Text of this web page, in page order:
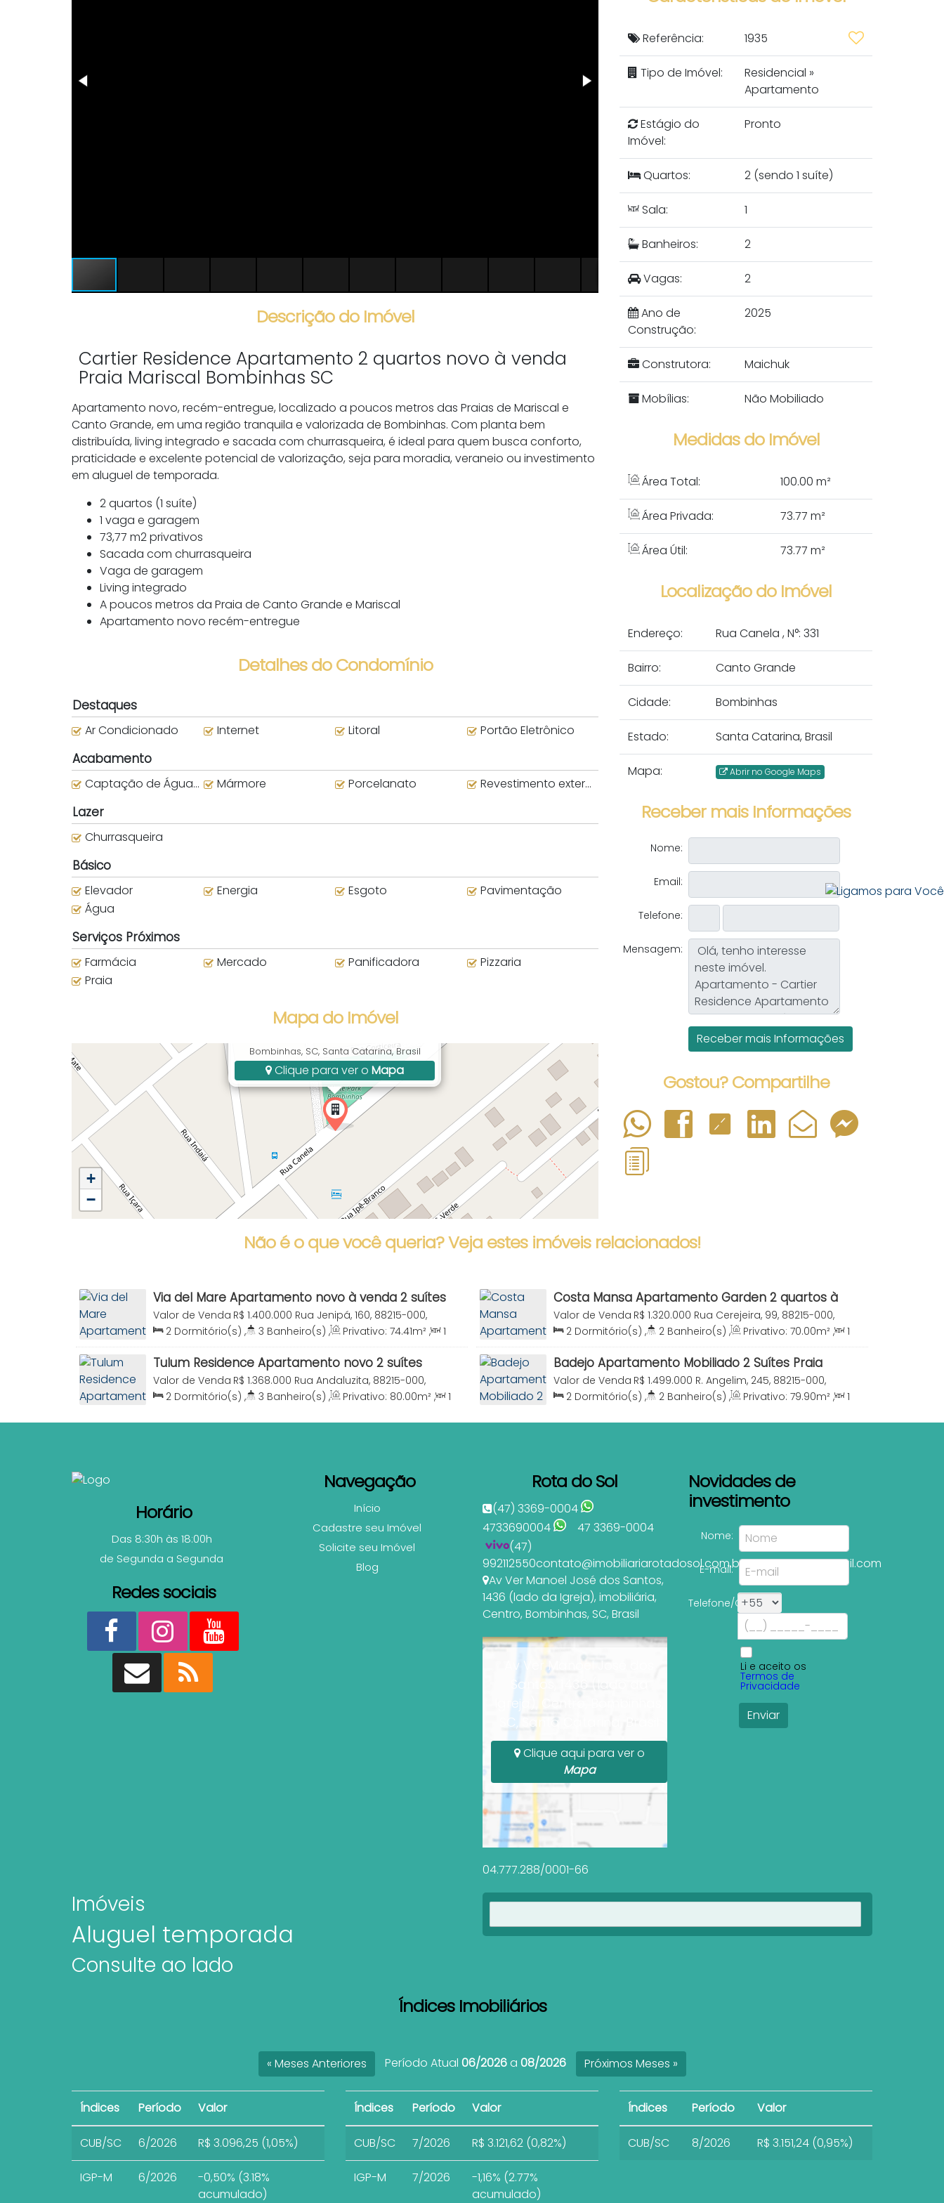
Descrição do Imóvel
Cartier Residence Apartamento 2 quartos novo à venda
Praia Mariscal Bombinhas SC
Apartamento novo, recém-entregue, localizado a poucos metros das Praias de Mariscal e
Canto Grande, em uma região tranquila e valorizada de Bombinhas. Com planta bem
distribuída, living integrado e sacada com churrasqueira, é ideal para quem busca conforto,
praticidade e excelente potencial de valorização, seja para moradia, veraneio ou investimento
em aluguel de temporada.
2 quartos (1 suíte)
1 vaga e garagem
73,77 m2 privativos
Sacada com churrasqueira
Vaga de garagem
Living integrado
A poucos metros da Praia de Canto Grande e Mariscal
Apartamento novo recém-entregue
Detalhes do Condomínio
Destaques
Ar Condicionado Internet Litoral Portão Eletrônico
Acabamento
Captação de Água da Chuva Mármore Porcelanato Revestimento externo
Lazer
Churrasqueira
Básico
Elevador Energia Esgoto
Pavimentação
Água
Serviços Próximos
Farmácia Mercado Panificadora
Pizzaria
Praia
Mapa do Imóvel
Bombinhas, SC, Santa Catarina, Brasil
Clique para ver o Mapa
+
−
Referência: 1935
Tipo de Imóvel: Residencial »
Apartamento
Estágio do
Imóvel:
Pronto
Quartos: 2 (sendo 1 suíte)
Sala: 1
Banheiros: 2
Vagas: 2
Ano de
Construção:
2025
Construtora: Maichuk
Mobílias: Não Mobiliado
Medidas do Imóvel
Área Total: 100.00 m²
Área Privada: 73.77 m²
Área Útil: 73.77 m²
Localização do Imóvel
Endereço: Rua Canela , N°: 331
Bairro: Canto Grande
Cidade: Bombinhas
Estado: Santa Catarina, Brasil
Mapa: Abrir no Google Maps
Receber mais Informações
Nome:
Email:
Telefone:
Mensagem:
Gostou? Compartilhe
Não é o que você queria? Veja estes imóveis relacionados!
Via del Mare Apartamento novo à venda 2 suítes
Praia Canto Grande Bombinhas SC
R$ 1.400.000
Valor de Venda
Rua Jenipá, 160, 88215-000,
Canto Grande, Bombinhas, Santa Catarina, Brasil
2 Dormitório(s) , 3 Banheiro(s) , Privativo: 74.41m² ,
1
Sala(s) , 2 Suíte(s) , Total: 100.00m² , 2 Vaga(s) ,
Útil:
74 .41m²
Costa Mansa Apartamento Garden 2 quartos à
venda Praia Mariscal Bombinhas SC
R$ 1.320.000
Valor de Venda
Rua Cerejeira, 99, 88215-000,
Canto Grande, Bombinhas, Santa Catarina, Brasil
2 Dormitório(s) , 2 Banheiro(s) , Privativo: 70.00m² ,
1
Sala(s) , 1 Suíte(s) , Total: 80.00m² , 1 Vaga(s) ,
Útil:
73.67m²
Tulum Residence Apartamento novo 2 suítes
Praia Mariscal Bombinhas SC
R$ 1.368.000
Valor de Venda
Rua Andaluzita, 88215-000,
Canto Grande, Bombinhas, Santa Catarina, Brasil
2 Dormitório(s) , 3 Banheiro(s) , Privativo: 80.00m² ,
1
80.00m²
Badejo Apartamento Mobiliado 2 Suítes Praia
Mariscal Bombinhas SC
R$ 1.499.000
Valor de Venda
R. Angelim, 245, 88215-000,
Canto Grande, Bombinhas, Santa Catarina, Brasil
2 Dormitório(s) , 2 Banheiro(s) , Privativo: 79.90m² ,
1
79.90m²
Horário
Das 8:30h às 18:00h
de Segunda a Segunda
Redes sociais
Navegação
Início
Cadastre seu Imóvel
Solicite seu Imóvel
Blog
Rota do Sol
(47) 3369-0004
4733690004
47 3369-0004
(47)
992112550contato@imobiliariarotadosol.com.brleiasilva2007@gmail.com
Av Ver Manoel José dos Santos,
1436 (lado da Igreja), imobiliária,
Centro, Bombinhas, SC, Brasil
Av Ver Manoel José dos
Santos, 1436 (lado da
Igreja), Centro, Bombinhas,
SC, Santa Catarina, Brasil
Clique aqui para ver o
Mapa
04.777.288/0001-66
Novidades de
investimento
Nome:
E-mail:
Telefone/Celular:
Li e aceito os
Termos de
Privacidade
Imóveis
Aluguel temporada
Consulte ao lado
Índices Imobiliários
« Meses Anteriores Período Atual 06/2026a 08/2026 Próximos Meses »
Índices Período Valor
CUB/SC 6/2026 R$ 3.096,25 (1,05%)
IGP-M 6/2026
-0,50% (3.18%
acumulado)
Índices Período Valor
CUB/SC 7/2026 R$ 3.121,62 (0,82%)
IGP-M 7/2026
-1,16% (2.77%
acumulado)
Índices Período Valor
CUB/SC 8/2026 R$ 3.151,24 (0,95%)